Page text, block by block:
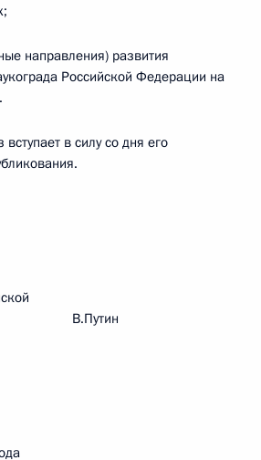
направления) развития
Российской Федерации на
в силу со дня его
В.Путин